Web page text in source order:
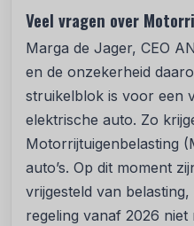
Veel vragen over
Marga de Jager, CEO
en de onzekerheid
struikelblok is voor een
elektrische auto. Zo
Motorrijtuigenbelasting
auto’s. Op dit moment
vrijgesteld van
regeling vanaf 2026 niet